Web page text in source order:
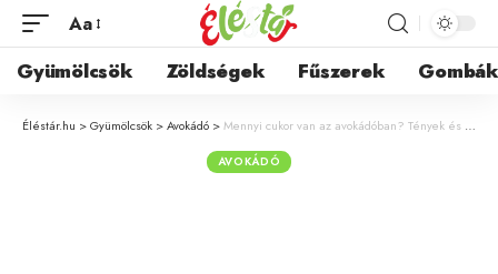
Aa
Gyümölcsök Zöldségek Fűszerek Gombák
Éléstár.hu >Gyümölcsök >Avokádó >Mennyi cukor van az avokádóban? Tények és tévhitek
AVOKÁDÓ